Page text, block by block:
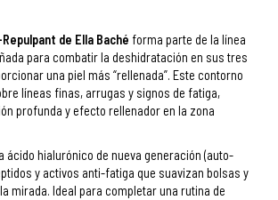
de Ella Baché forma parte de la línea
para combatir la deshidratación en sus tres
una piel más “rellenada”. Este contorno
líneas finas, arrugas y signos de fatiga,
profunda y efecto rellenador en la zona
ácido hialurónico de nueva generación (auto-
y activos anti-fatiga que suavizan bolsas y
mirada. Ideal para completar una rutina de